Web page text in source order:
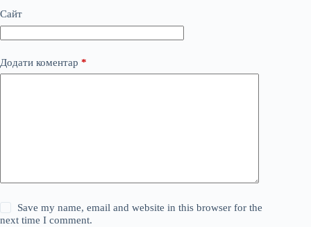
Сайт
Додати коментар *
Save my name, email and website in this browser for the
next time I comment.